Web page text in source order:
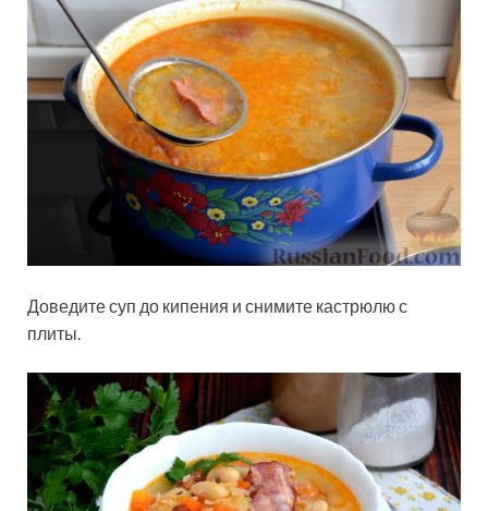
Доведите суп до кипения и снимите кастрюлю с
плиты.